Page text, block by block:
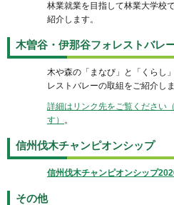
林業就業を目指して林業大学校
紹介します。
木曽谷・伊那谷フォレストバレ
木や森の「まなび」と「くらし
レストバレーの取組をご紹介しま
詳細はリンク先をご覧ください
す） 。
信州伐木チャンピオンシップ
信州伐木チャンピオンシップ
その他